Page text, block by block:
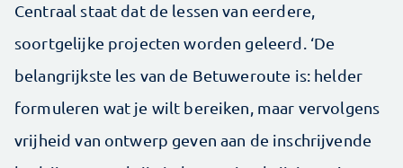
Centraal staat dat de lessen van eerdere,
soortgelijke projecten worden geleerd. ‘De
belangrijkste les van de Betuweroute is: helder
formuleren wat je wilt bereiken, maar vervolgens
vrijheid van ontwerp geven aan de inschrijvende